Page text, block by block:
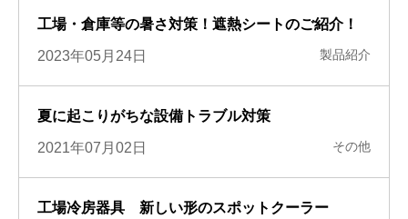
工場・倉庫等の暑さ対策！遮熱シートのご紹介！
2023年05月24日 製品紹介
夏に起こりがちな設備トラブル対策
2021年07月02日 その他
工場冷房器具 新しい形のスポットクーラー